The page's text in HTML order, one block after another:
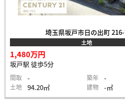
埼玉県坂戸市日の出町
土地
1,480万円
坂戸駅 徒歩5分
間取 - 築年 -
土地 94.20㎡ 建物 -㎡